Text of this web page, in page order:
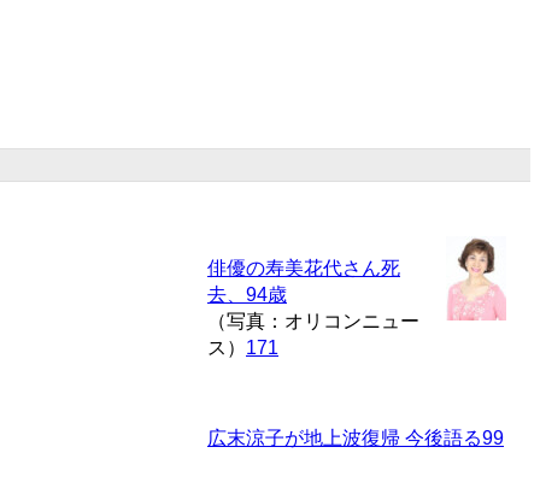
俳優の寿美花代さん死
去、94歳
（写真：オリコンニュー
ス） 171
広末涼子が地上波復帰 今後語る99